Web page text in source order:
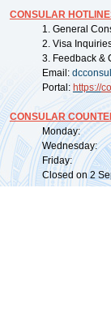
CONSULAR
1. General
2. Visa
3. Feedback &
Email:
Portal: https://
CONSULAR
Monday:
Wednesday:
Friday:
Closed on 2